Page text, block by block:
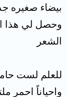
بيضاء صغيره
وحصل لي هذا
الشعر
للعلم لست
واحياناً احمر